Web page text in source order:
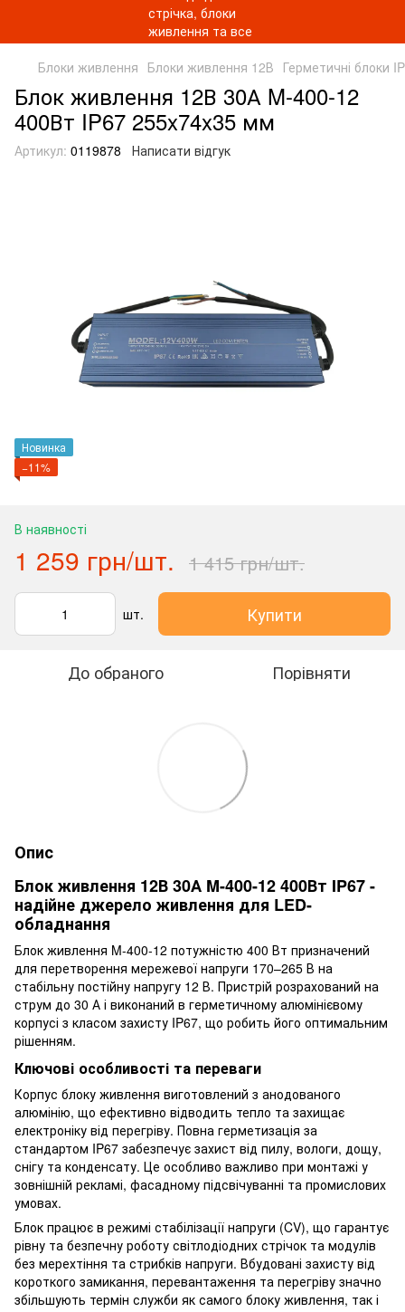
Блоки живлення Блоки живлення 12В Герметичні блоки
Блок живлення 12В 30А M-400-12
400Вт IP67 255x74x35 мм
Артикул: 0119878 Написати відгук
Новинка
−11%
В наявності
1 259 грн/шт. 1 415 грн/шт.
шт. Купити
До обраного Порівняти
Опис
Блок живлення 12В 30А M-400-12 400Вт IP67 -
надійне джерело живлення для LED-
обладнання
Блок живлення M-400-12 потужністю 400 Вт призначений
для перетворення мережевої напруги 170–265 В на
стабільну постійну напругу 12 В. Пристрій розрахований на
струм до 30 А і виконаний в герметичному алюмінієвому
корпусі з класом захисту IP67, що робить його оптимальним
рішенням.
Ключові особливості та переваги
Корпус блоку живлення виготовлений з анодованого
алюмінію, що ефективно відводить тепло та захищає
електроніку від перегріву. Повна герметизація за
стандартом IP67 забезпечує захист від пилу, вологи, дощу,
снігу та конденсату. Це особливо важливо при монтажі у
зовнішній рекламі, фасадному підсвічуванні та промислових
умовах.
Блок працює в режимі стабілізації напруги (CV), що гарантує
рівну та безпечну роботу світлодіодних стрічок та модулів
без мерехтіння та стрибків напруги. Вбудовані захисту від
короткого замикання, перевантаження та перегріву значно
збільшують термін служби як самого блоку живлення, так і